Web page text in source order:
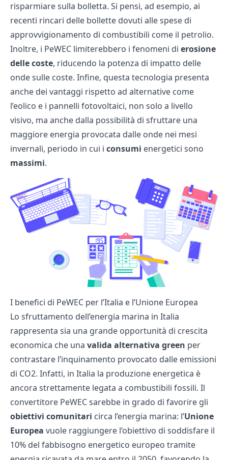
risparmiare sulla bolletta. Si pensi, ad esempio, ai
recenti rincari delle bollette dovuti alle spese di
approvvigionamento di combustibili come il petrolio.
Inoltre, i PeWEC limiterebbero i fenomeni di erosione
delle coste, riducendo la potenza di impatto delle
onde sulle coste. Infine, questa tecnologia presenta
anche dei vantaggi rispetto ad alternative come
l’eolico e i pannelli fotovoltaici, non solo a livello
visivo, ma anche dalla possibilità di sfruttare una
maggiore energia provocata dalle onde nei mesi
invernali, periodo in cui i consumi energetici sono
massimi.
I benefici di PeWEC per l’Italia e l’Unione Europea
Lo sfruttamento dell’energia marina in Italia
rappresenta sia una grande opportunità di crescita
economica che una valida alternativa green per
contrastare l’inquinamento provocato dalle emissioni
di CO2. Infatti, in Italia la produzione energetica è
ancora strettamente legata a combustibili fossili. Il
convertitore PeWEC sarebbe in grado di favorire gli
obiettivi comunitari circa l’energia marina: l’Unione
Europea vuole raggiungere l’obiettivo di soddisfare il
10% del fabbisogno energetico europeo tramite